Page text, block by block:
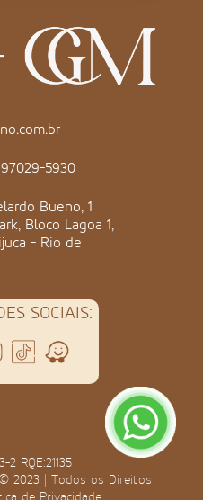
97029-5930
Bueno, 1
Bloco Lagoa 1,
- Rio de
SOCIAIS:
2 RQE:21135
2023 | Todos os Direitos